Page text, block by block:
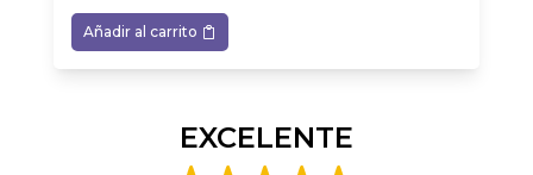
precio
original
era:
precio
actual
es:
Añadir al carrito
EXCELENTE